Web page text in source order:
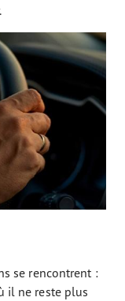
se rencontrent :
il ne reste plus